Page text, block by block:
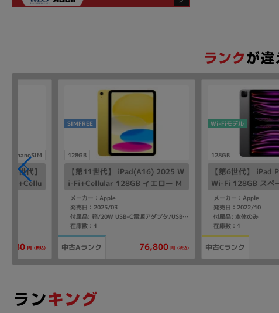
nanoSIM
第5世代】
Fi+Cellu
7,980 円 (税込)
128GB
SIMFREE
【第11世代】 iPad(A16) 2025 W
i-Fi+Cellular 128GB イエロー M
D7H4J/A A3355 【SoftBank版S
IMフリー】
メーカー：Apple
発売日：2025/03
付属品: 箱/20W USB-C電源アダプタ/USB-C充電ケーブル(1m)/マニュアル
在庫数：1
中古Aランク 76,800 円 (税込)
128GB
Wi-Fiモデル
【第6世代】 iPad
Wi-Fi 128GB スペ
XP3J/A A2436
メーカー：Apple
発売日：2022/10
付属品: 本体のみ
在庫数：1
中古Cランク